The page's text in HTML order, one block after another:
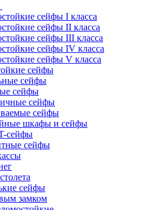
сейфы I класса
сейфы II класса
сейфы III класса
сейфы IV класса
сейфы V класса
сейфы
сейфы
сейфы
сейфы
сейфы
шкафы и сейфы
сейфы
сейфы
сейфы
замком